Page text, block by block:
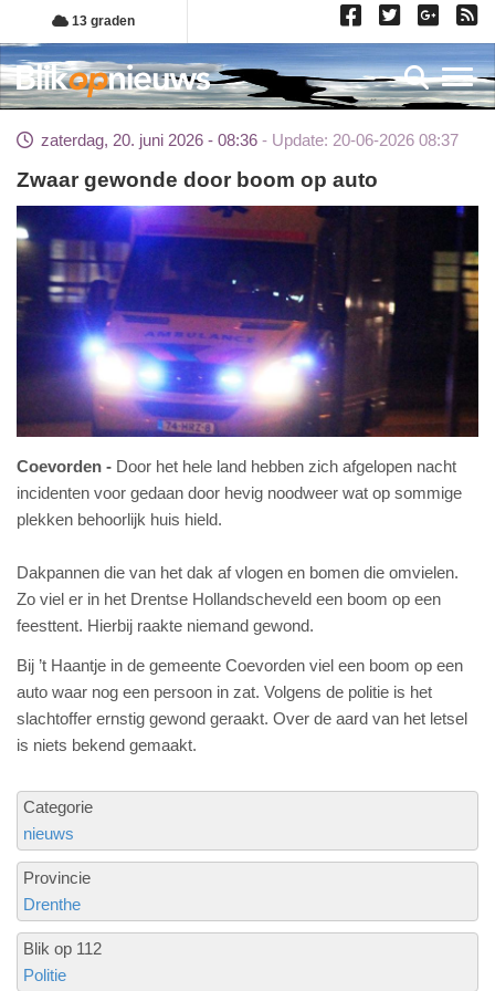
Overslaan
en
naar
de
gaan
13 graden
zaterdag, 20. juni 2026 - 08:36 Update: 20-06-2026 08:37
Zwaar gewonde door boom op auto
Coevorden
Door het hele land hebben zich afgelopen nacht
incidenten voor gedaan door hevig noodweer wat op sommige
plekken behoorlijk huis hield.
Dakpannen die van het dak af vlogen en bomen die omvielen.
Zo viel er in het Drentse Hollandscheveld een boom op een
feesttent. Hierbij raakte niemand gewond.
Bij ’t Haantje in de gemeente Coevorden viel een boom op een
auto waar nog een persoon in zat. Volgens de politie is het
slachtoffer ernstig gewond geraakt. Over de aard van het letsel
is niets bekend gemaakt.
Categorie
nieuws
Provincie
Drenthe
Blik op 112
Politie